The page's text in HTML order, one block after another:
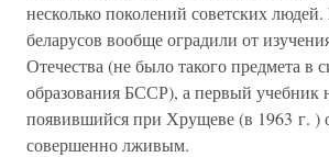
несколько поколений советских
беларусов вообще оградили от
Отечества (не было такого предмета в
образования БССР), а первый учебник
появившийся при Хрущеве (в 1963 г. )
совершенно лживым.